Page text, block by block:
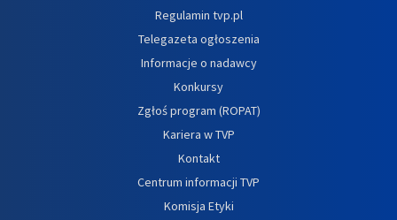
Regulamin tvp.pl
Telegazeta ogłoszenia
Informacje o nadawcy
Konkursy
Zgłoś program (ROPAT)
Kariera w TVP
Kontakt
Centrum informacji TVP
Komisja Etyki